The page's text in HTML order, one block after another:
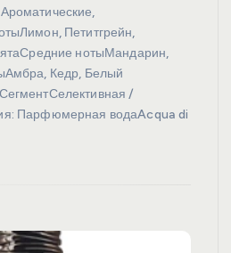
Петитгрейн,
нотыМандарин,
Кедр, Белый
/
Парфюмерная водаAcqua di